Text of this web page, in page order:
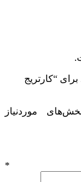
“کارتریج
موردنیاز
*